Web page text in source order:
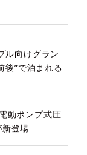
ル向けグラン
後”で泊まれる
動ポンプ式圧
登場